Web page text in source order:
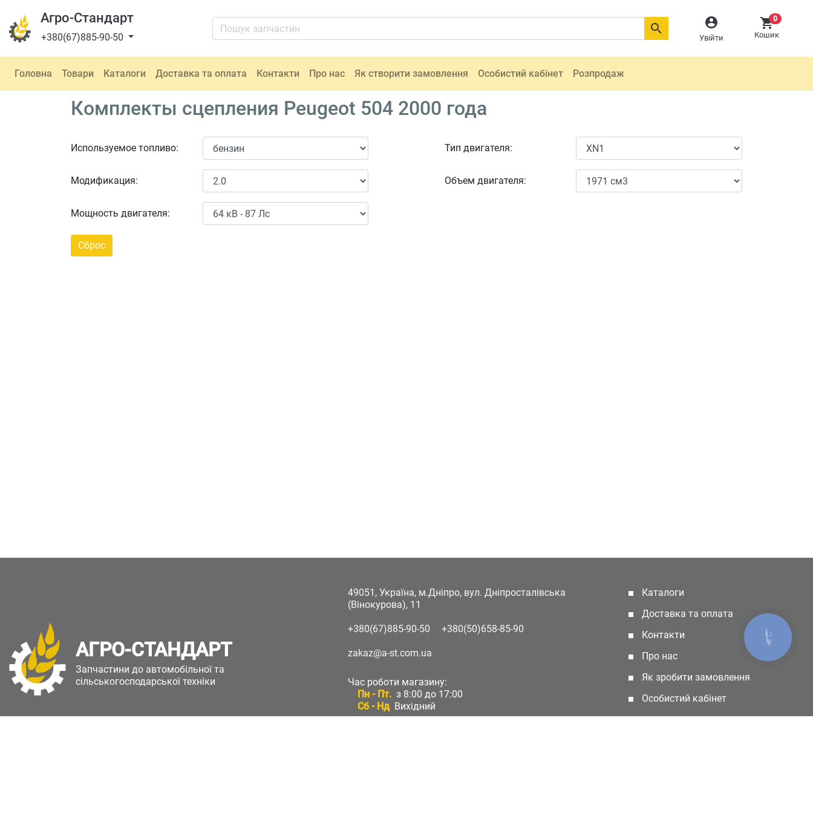
Агро-Стандарт
+380(67)885-90-50

Увійти
0
Кошик

Головна Товари Каталоги Доставка та оплата Контакти Про нас Як створити замовлення Особистий кабінет Розпродаж
Комплекты сцепления Peugeot 504 2000 года
Используемое топливо:
Модификация:
Мощность двигателя:
Тип двигателя:
Объем двигателя:
АГРО-СТАНДАРТ
Запчастини до автомобільної та
сільськогосподарської техніки
49051, Україна, м.Дніпро, вул. Дніпросталівська
(Вінокурова), 11
+380(67)885-90-50 +380(50)658-85-90
zakaz@a-st.com.ua
Час роботи магазину:
Пн - Пт. з 8:00 до 17:00
Сб - Нд Вихідний
Каталоги
Доставка та оплата
Контакти
Про нас
Як зробити замовлення
Особистий кабінет
КНОПКА
ЗВ'ЯЗКУ